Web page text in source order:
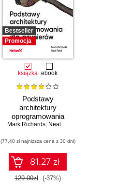
Bestseller
Promocja
książka ebook
Podstawy
architektury
oprogramowania
dla inżynierów.
Mark Richards, Neal Ford
(77,40 zł najniższa cena z 30 dni)
81.27 zł
129.00zł (-37%)